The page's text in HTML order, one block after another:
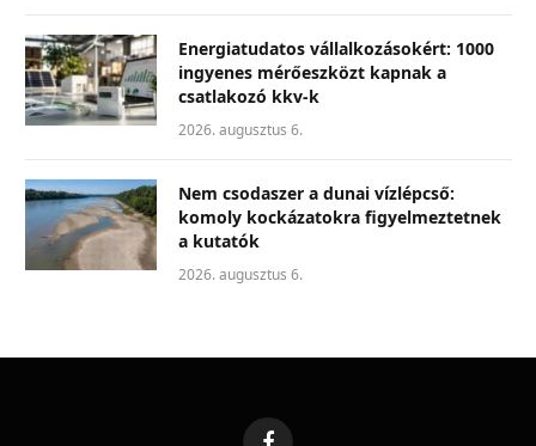
Energiatudatos vállalkozásokért: 1000
ingyenes mérőeszközt kapnak a
csatlakozó kkv-k
2026. augusztus 6.
Nem csodaszer a dunai vízlépcső:
komoly kockázatokra figyelmeztetnek
a kutatók
2026. augusztus 6.